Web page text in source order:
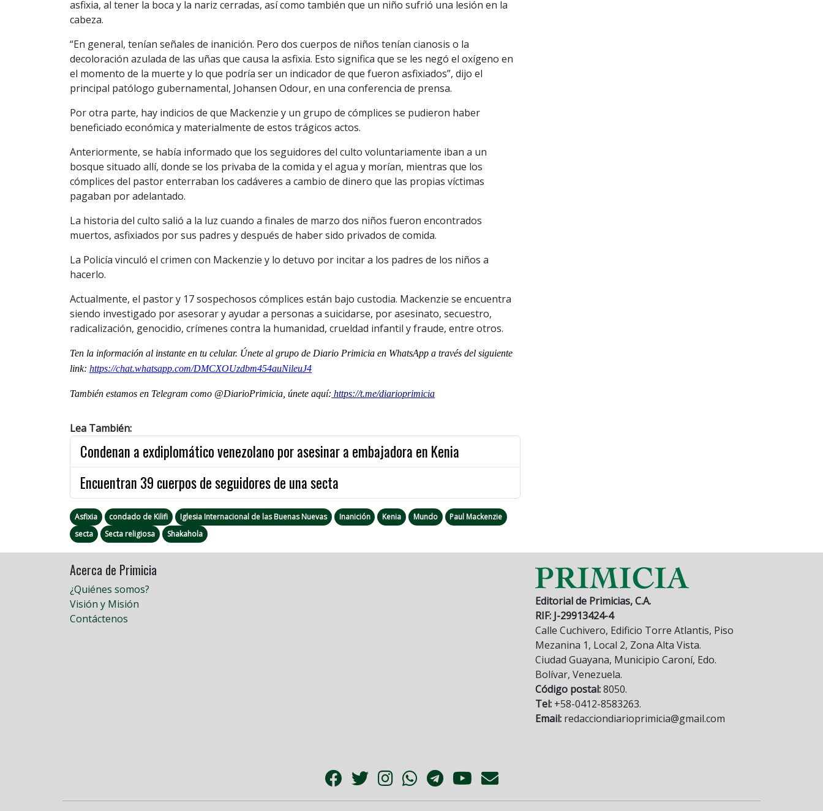
asfixia, al tener la boca y la nariz cerradas, así como también que un niño sufrió una lesión en la
cabeza.
“En general, tenían señales de inanición. Pero dos cuerpos de niños tenían cianosis o la
decoloración azulada de las uñas que causa la asfixia. Esto significa que se les negó el oxígeno en
el momento de la muerte y lo que podría ser un indicador de que fueron asfixiados”, dijo el
principal patólogo gubernamental, Johansen Odour, en una conferencia de prensa.
Por otra parte, hay indicios de que Mackenzie y un grupo de cómplices se pudieron haber
beneficiado económica y materialmente de estos trágicos actos.
Anteriormente, se había informado que los seguidores del culto voluntariamente iban a un
bosque situado allí, donde se los privaba de la comida y el agua y morían, mientras que los
cómplices del pastor enterraban los cadáveres a cambio de dinero que las propias víctimas
pagaban por adelantado.
La historia del culto salió a la luz cuando a finales de marzo dos niños fueron encontrados
muertos, asfixiados por sus padres y después de haber sido privados de comida.
La Policía vinculó el crimen con Mackenzie y lo detuvo por incitar a los padres de los niños a
hacerlo.
Actualmente, el pastor y 17 sospechosos cómplices están bajo custodia. Mackenzie se encuentra
siendo investigado por asesorar y ayudar a personas a suicidarse, por asesinato, secuestro,
radicalización, genocidio, crímenes contra la humanidad, crueldad infantil y fraude, entre otros.
Ten la información al instante en tu celular. Únete al grupo de Diario Primicia en WhatsApp a través del siguiente
link: https://chat.whatsapp.com/DMCXOUzdbm454auNileuJ4
También estamos en Telegram como @DiarioPrimicia, únete aquí: https://t.me/diarioprimicia
Lea También:
Condenan a exdiplomático venezolano por asesinar a embajadora en Kenia
Encuentran 39 cuerpos de seguidores de una secta
Asfixia condado de Kilifi Iglesia Internacional de las Buenas Nuevas Inanición Kenia Mundo
Paul Mackenzie
secta
Secta religiosa Shakahola
Acerca de Primicia
¿Quiénes somos?
Visión y Misión
Contáctenos
Editorial de Primicias, C.A.
RIF: J-29913424-4
Calle Cuchivero, Edificio Torre Atlantis, Piso
Mezanina 1, Local 2, Zona Alta Vista.
Ciudad Guayana, Municipio Caroní, Edo.
Bolívar, Venezuela.
Código postal:8050.
Tel: +58-0412-8583263.
Email: redacciondiarioprimicia@gmail.com